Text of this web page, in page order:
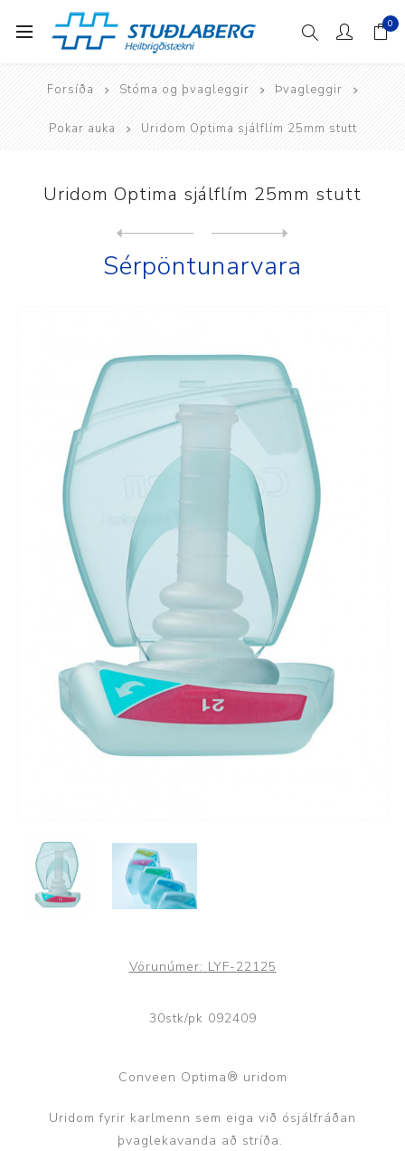
0
Forsíða Stóma og þvagleggir Þvagleggir
Pokar auka Uridom Optima sjálflím 25mm stutt
Uridom Optima sjálflím 25mm stutt
Sérpöntunarvara
Vörunúmer: LYF-22125
30stk/pk 092409
Conveen Optima® uridom
Uridom fyrir karlmenn sem eiga við ósjálfráðan
þvaglekavanda að stríða.